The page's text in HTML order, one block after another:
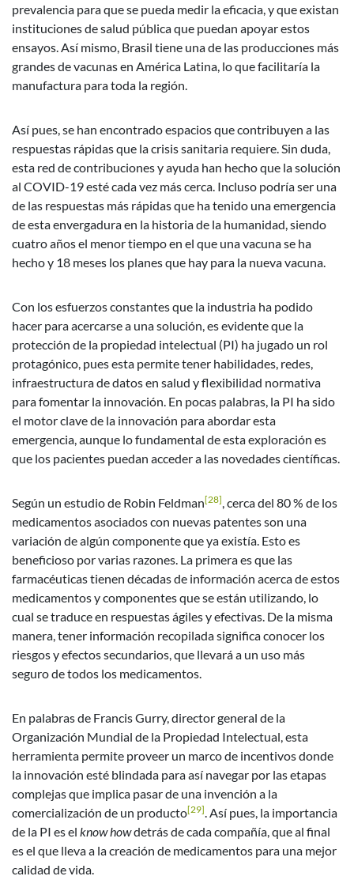
prevalencia para que se pueda medir la eficacia, y que existan
instituciones de salud pública que puedan apoyar estos
ensayos. Así mismo, Brasil tiene una de las producciones más
grandes de vacunas en América Latina, lo que facilitaría la
manufactura para toda la región.
Así pues, se han encontrado espacios que contribuyen a las
respuestas rápidas que la crisis sanitaria requiere. Sin duda,
esta red de contribuciones y ayuda han hecho que la solución
al COVID-19 esté cada vez más cerca. Incluso podría ser una
de las respuestas más rápidas que ha tenido una emergencia
de esta envergadura en la historia de la humanidad, siendo
cuatro años el menor tiempo en el que una vacuna se ha
hecho y 18 meses los planes que hay para la nueva vacuna.
Con los esfuerzos constantes que la industria ha podido
hacer para acercarse a una solución, es evidente que la
protección de la propiedad intelectual (PI) ha jugado un rol
protagónico, pues esta permite tener habilidades, redes,
infraestructura de datos en salud y flexibilidad normativa
para fomentar la innovación. En pocas palabras, la PI ha sido
el motor clave de la innovación para abordar esta
emergencia, aunque lo fundamental de esta exploración es
que los pacientes puedan acceder a las novedades científicas.
Según un estudio de Robin Feldman[28], cerca del 80 % de los
medicamentos asociados con nuevas patentes son una
variación de algún componente que ya existía. Esto es
beneficioso por varias razones. La primera es que las
farmacéuticas tienen décadas de información acerca de estos
medicamentos y componentes que se están utilizando, lo
cual se traduce en respuestas ágiles y efectivas. De la misma
manera, tener información recopilada significa conocer los
riesgos y efectos secundarios, que llevará a un uso más
seguro de todos los medicamentos.
En palabras de Francis Gurry, director general de la
Organización Mundial de la Propiedad Intelectual, esta
herramienta permite proveer un marco de incentivos donde
la innovación esté blindada para así navegar por las etapas
complejas que implica pasar de una invención a la
comercialización de un producto[29]. Así pues, la importancia
de la PI es el know howdetrás de cada compañía, que al final
es el que lleva a la creación de medicamentos para una mejor
calidad de vida.